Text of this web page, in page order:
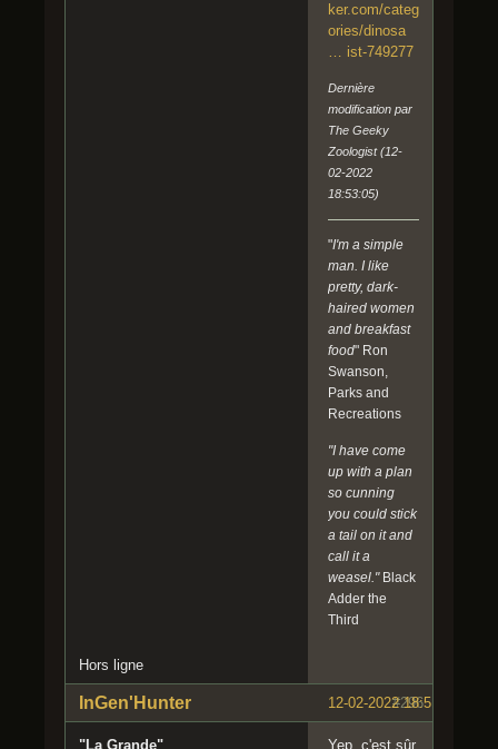
ker.com/categ
ories/dinosa
… ist-749277
Dernière
modification par
The Geeky
Zoologist (12-
02-2022
18:53:05)
"I'm a simple
man. I like
pretty, dark-
haired women
and breakfast
food" Ron
Swanson,
Parks and
Recreations
"I have come
up with a plan
so cunning
you could stick
a tail on it and
call it a
weasel."Black
Adder the
Third
Hors ligne
#296
12-02-2022 18:51:28
InGen'Hunter
"La Grande" Yep, c'est sûr